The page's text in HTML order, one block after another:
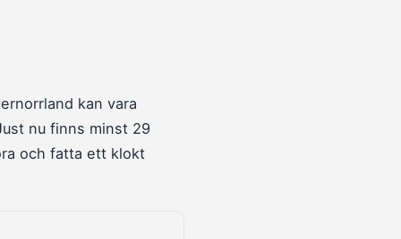
kan vara
nu finns minst 29
och fatta ett klokt